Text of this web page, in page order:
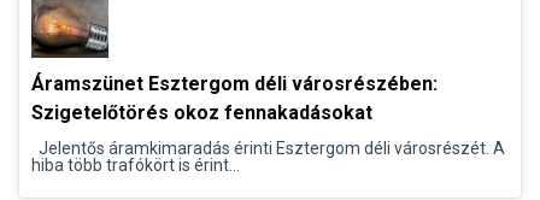
Áramszünet Esztergom déli városrészében:
Szigetelőtörés okoz fennakadásokat
Jelentős áramkimaradás érinti Esztergom déli városrészét. A
hiba több trafókört is érint...